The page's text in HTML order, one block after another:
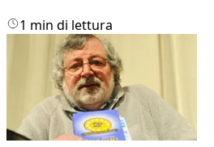
1 min di lettura